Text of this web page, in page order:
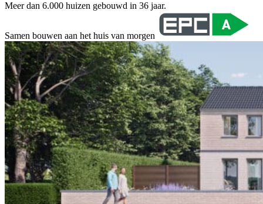
Meer dan 6.000 huizen gebouwd in 36 jaar.
Samen bouwen aan het huis van morgen